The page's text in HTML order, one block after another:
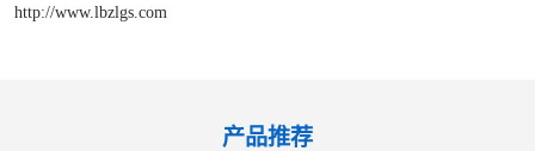
http://www.lbzlgs.com
产品推荐